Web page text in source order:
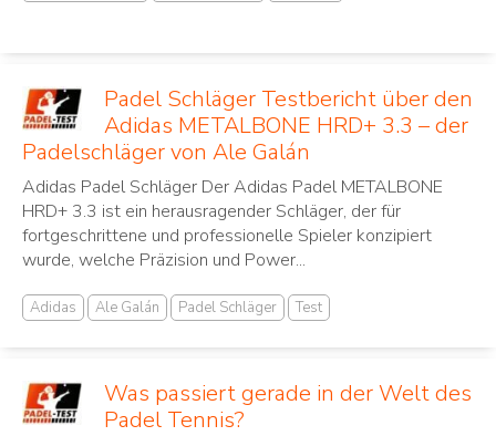
Padel Schläger Testbericht über den
Adidas METALBONE HRD+ 3.3 – der
Padelschläger von Ale Galán
Adidas Padel Schläger Der Adidas Padel METALBONE
HRD+ 3.3 ist ein herausragender Schläger, der für
fortgeschrittene und professionelle Spieler konzipiert
wurde, welche Präzision und Power...
Adidas Ale Galán Padel Schläger Test
Was passiert gerade in der Welt des
Padel Tennis?